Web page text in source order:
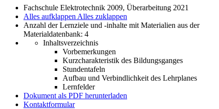
Fachschule Elektrotechnik 2009, Überarbeitung 2021
Alles aufklappen Alles zuklappen
Anzahl der Lernziele und -inhalte mit Materialien aus der
Materialdatenbank: 4
Inhaltsverzeichnis
Vorbemerkungen
Kurzcharakteristik des Bildungsganges
Stundentafeln
Aufbau und Verbindlichkeit des Lehrplanes
Lernfelder
Dokument als PDF herunterladen
Kontaktformular